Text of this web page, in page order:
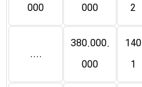
2
000
000
140
1
380.000.
000
....